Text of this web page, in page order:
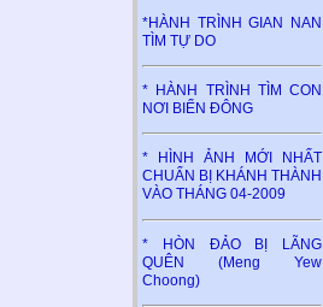
*HÀNH TRÌNH GIAN NAN
TÌM TỰ DO
* HÀNH TRÌNH TÌM CON
NƠI BIỂN ĐÔNG
* HÌNH ẢNH MỚI NHẤT
CHUẨN BỊ KHÁNH THÀNH
VÀO THÁNG 04-2009
* HÒN ĐẢO BỊ LÃNG
QUÊN (Meng Yew
Choong)